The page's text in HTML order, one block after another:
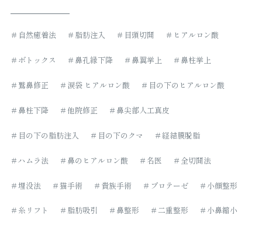
＃自然癒着法 ＃脂肪注入 ＃目頭切開 ＃ヒアルロン酸
＃ボトックス ＃鼻孔縁下降 ＃鼻翼挙上 ＃鼻柱挙上
＃鷲鼻修正 ＃涙袋 ヒアルロン酸 ＃目の下のヒアルロン酸
＃鼻柱下降 ＃他院修正 ＃鼻尖部人工真皮
＃目の下の脂肪注入 ＃目の下のクマ ＃経結膜脱脂
＃ハムラ法 ＃鼻のヒアルロン酸 ＃名医 ＃全切開法
＃埋没法 ＃猫手術 ＃貴族手術 ＃プロテーゼ ＃小顔整形
＃糸リフト ＃脂肪吸引 ＃鼻整形 ＃二重整形 ＃小鼻縮小